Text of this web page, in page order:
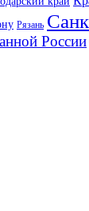
Рязань
России